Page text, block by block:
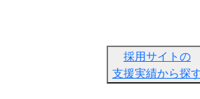
採用サイトの
支援実績から探